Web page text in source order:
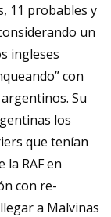
11 probables y
un
ingleses
con
Su
los
que tenían
la RAF en
con re-
a Malvinas